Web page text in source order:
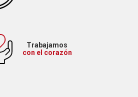
Trabajamos
con el corazón